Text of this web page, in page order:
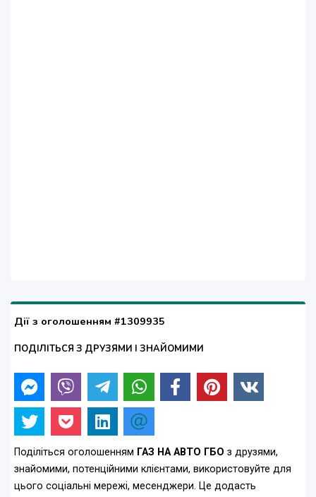
Дії з оголошенням #1309935
ПОДІЛІТЬСЯ З ДРУЗЯМИ І ЗНАЙОМИМИ
Поділіться оголошенням ГАЗ НА АВТО ГБО з друзями,
знайомими, потенційними клієнтами, використовуйте для
цього соціальні мережі, месенджери. Це додасть